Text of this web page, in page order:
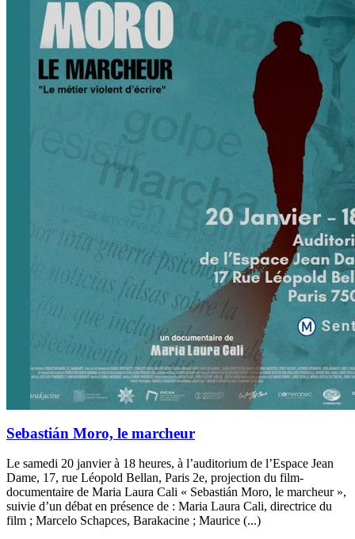
Sebastián Moro, le marcheur
Le samedi 20 janvier à 18 heures, à l’auditorium de l’Espace​ Jean
Dame, 17, rue Léopold Bellan, Paris 2e, projection du film-
documentaire de Maria Laura Cali « Sebastián Moro, le marcheur »,
suivie d’un débat en présence de : Maria Laura Cali, directrice du
film ; Marcelo Schapces, Barakacine ; Maurice (...)